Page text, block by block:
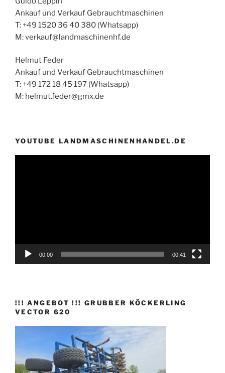
Ankauf und Verkauf Gebrauchtmaschinen
T: +49 1520 36 40 380 (Whatsapp)
M: verkauf@landmaschinenhf.de
Helmut Feder
Ankauf und Verkauf Gebrauchtmaschinen
T: +49 172 18 45 197 (Whatsapp)
M: helmut.feder@gmx.de
YOUTUBE LANDMASCHINENHANDEL.DE
00:00 00:41
!!! ANGEBOT !!! GRUBBER KÖCKERLING
VECTOR 620